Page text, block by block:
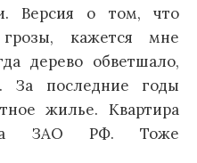
Версия о том, что
кажется мне
дерево обветшало,
За последние годы
жилье. Квартира
ЗАО РФ. Тоже